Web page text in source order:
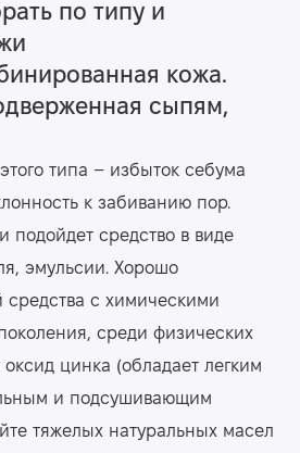
по типу и
кожа.
сыпям,
типа – избыток себума
к забиванию пор.
подойдет средство в виде
эмульсии. Хорошо
средства с химическими
среди физических
цинка (обладает легким
и подсушивающим
тяжелых натуральных масел